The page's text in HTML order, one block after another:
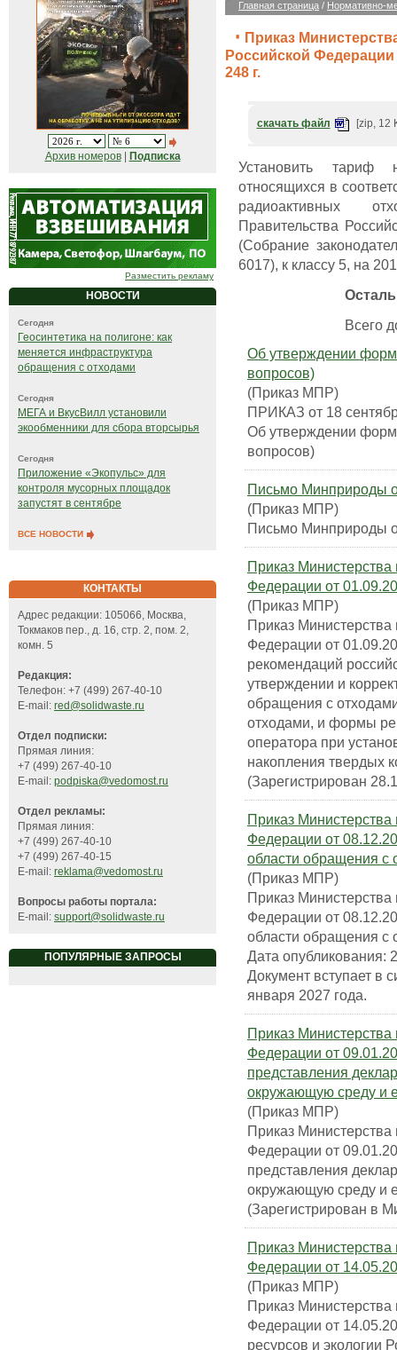
Архив номеров| Подписка
Разместить рекламу
НОВОСТИ
Сегодня
Геосинтетика на полигоне: как
меняется инфраструктура
обращения с отходами
Сегодня
МЕГА и ВкусВилл установили
экообменники для сбора вторсырья
Сегодня
Приложение «Экопульс» для
контроля мусорных площадок
запустят в сентябре
ВСЕ НОВОСТИ
КОНТАКТЫ
Адрес редакции: 105066, Москва,
Токмаков пер., д. 16, стр. 2, пом. 2,
комн. 5
Редакция:
Телефон: +7 (499) 267-40-10
E-mail: red@solidwaste.ru
Отдел подписки:
Прямая линия:
+7 (499) 267-40-10
E-mail: podpiska@vedomost.ru
Отдел рекламы:
Прямая линия:
+7 (499) 267-40-10
+7 (499) 267-40-15
E-mail: reklama@vedomost.ru
Вопросы работы портала:
E-mail: support@solidwaste.ru
ПОПУЛЯРНЫЕ ЗАПРОСЫ
Главная страница / Нормативно-
Приказ
Российской
248 г.
скачать файл [zip, 12
Установить тариф
относящихся в
радиоактивных
Правительства
(Собрание
6017), к классу 5, на
Всего
Об утверждении форм
вопросов)
(Приказ МПР)
ПРИКАЗ от 18
Об утверждении форм
вопросов)
Письмо Минприроды
(Приказ МПР)
Письмо Минприроды
Приказ Министерства
Федерации от
(Приказ МПР)
Приказ Министерства
Федерации от
рекомендаций
утверждении и
обращения с
отходами, и формы
оператора при
накопления твердых
(Зарегистрирован
Приказ Министерства
Федерации от
области обращения с
(Приказ МПР)
Приказ Министерства
Федерации от
области обращения с
Дата опубликования:
Документ вступает в
января 2027 года.
Приказ Министерства
Федерации от
представления
окружающую среду и
(Приказ МПР)
Приказ Министерства
Федерации от
представления
окружающую среду и
(Зарегистрирован в
Приказ Министерства
Федерации от
(Приказ МПР)
Приказ Министерства
Федерации от
ресурсов и экологии